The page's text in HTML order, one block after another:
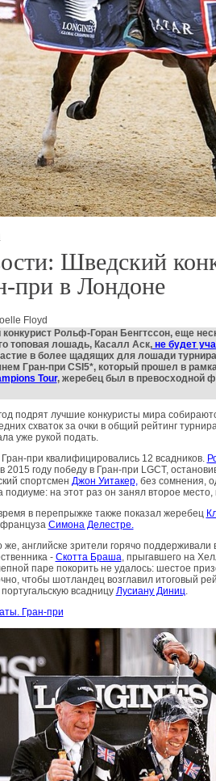
Шведский
при в Лондоне
Floyd
Рольф-Горан Бенгтссон, еще
топовая лошадь, Касалл Аск,не будет
в более щадящих для лошади
Гран-при CSI5*, который прошел в
Tour, жеребец был в превосходной
подрят лучшие конкуристы мира
схваток за очки в общий рейтинг
уже рукой подать.
Гран-при квалифицировались 12 всадников.
2015 году победу в Гран-при LGCT,
спортсмен Джон Уитакер,без сомнения,
подиуме: на этот раз он занял второе
в перепрыжке также показал жеребец
Симона Делестре.
же, английске зрители горячо
- Скотта Браша, прыгавшего на
паре покорить не удалось: шестое
чтобы шотландец возглавил итоговый
португальскую всадницу Лусиану Диниц.
Гран-при